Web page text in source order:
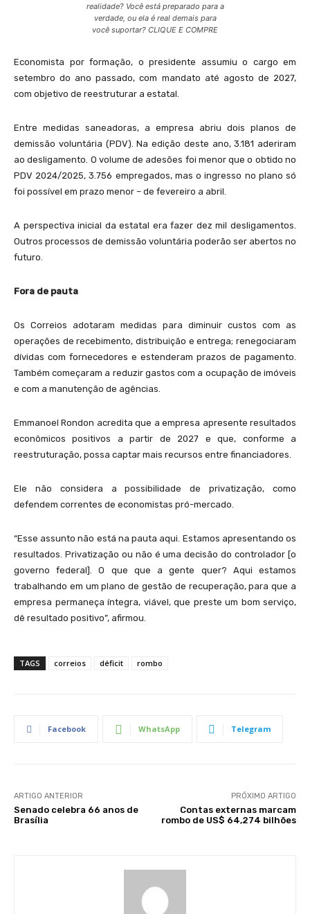
realidade? Você está preparado para a
verdade, ou ela é real demais para
você suportar? CLIQUE E COMPRE
Economista por formação, o presidente assumiu o cargo em
setembro do ano passado, com mandato até agosto de 2027,
com objetivo de reestruturar a estatal.
Entre medidas saneadoras, a empresa abriu dois planos de
demissão voluntária (PDV). Na edição deste ano, 3.181 aderiram
ao desligamento. O volume de adesões foi menor que o obtido no
PDV 2024/2025, 3.756 empregados, mas o ingresso no plano só
foi possível em prazo menor – de fevereiro a abril.
A perspectiva inicial da estatal era fazer dez mil desligamentos.
Outros processos de demissão voluntária poderão ser abertos no
futuro.
Fora de pauta
Os Correios adotaram medidas para diminuir custos com as
operações de recebimento, distribuição e entrega; renegociaram
dívidas com fornecedores e estenderam prazos de pagamento.
Também começaram a reduzir gastos com a ocupação de imóveis
e com a manutenção de agências.
Emmanoel Rondon acredita que a empresa apresente resultados
econômicos positivos a partir de 2027 e que, conforme a
reestruturação, possa captar mais recursos entre financiadores.
Ele não considera a possibilidade de privatização, como
defendem correntes de economistas pró-mercado.
“Esse assunto não está na pauta aqui. Estamos apresentando os
resultados. Privatização ou não é uma decisão do controlador [o
governo federal]. O que que a gente quer? Aqui estamos
trabalhando em um plano de gestão de recuperação, para que a
empresa permaneça íntegra, viável, que preste um bom serviço,
dê resultado positivo”, afirmou.
TAGS correios déficit rombo
Facebook WhatsApp Telegram
ARTIGO ANTERIOR
Senado celebra 66 anos de
Brasília
PRÓXIMO ARTIGO
Contas externas marcam
rombo de US$ 64,274 bilhões